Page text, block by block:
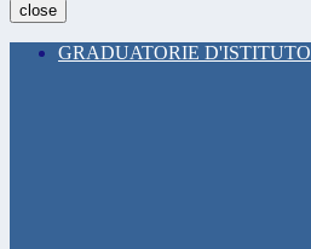
close
GRADUATORIE D'ISTITUTO